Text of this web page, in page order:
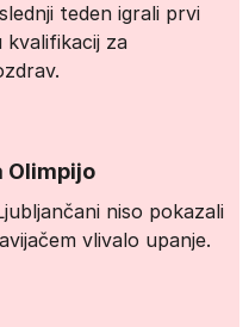
teden igrali prvi
za
Olimpijo
niso pokazali
vlivalo upanje.